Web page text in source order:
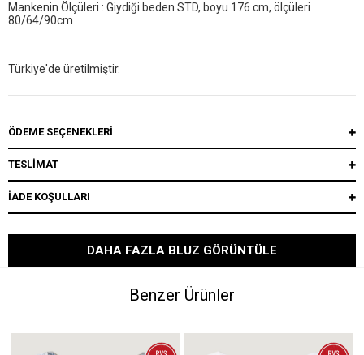
Mankenin Ölçüleri : Giydiği beden STD, boyu 176 cm, ölçüleri
80/64/90cm
Türkiye'de üretilmiştir.
ÖDEME SEÇENEKLERI
TESLİMAT
İADE KOŞULLARI
DAHA FAZLA BLUZ GÖRÜNTÜLE
Benzer Ürünler